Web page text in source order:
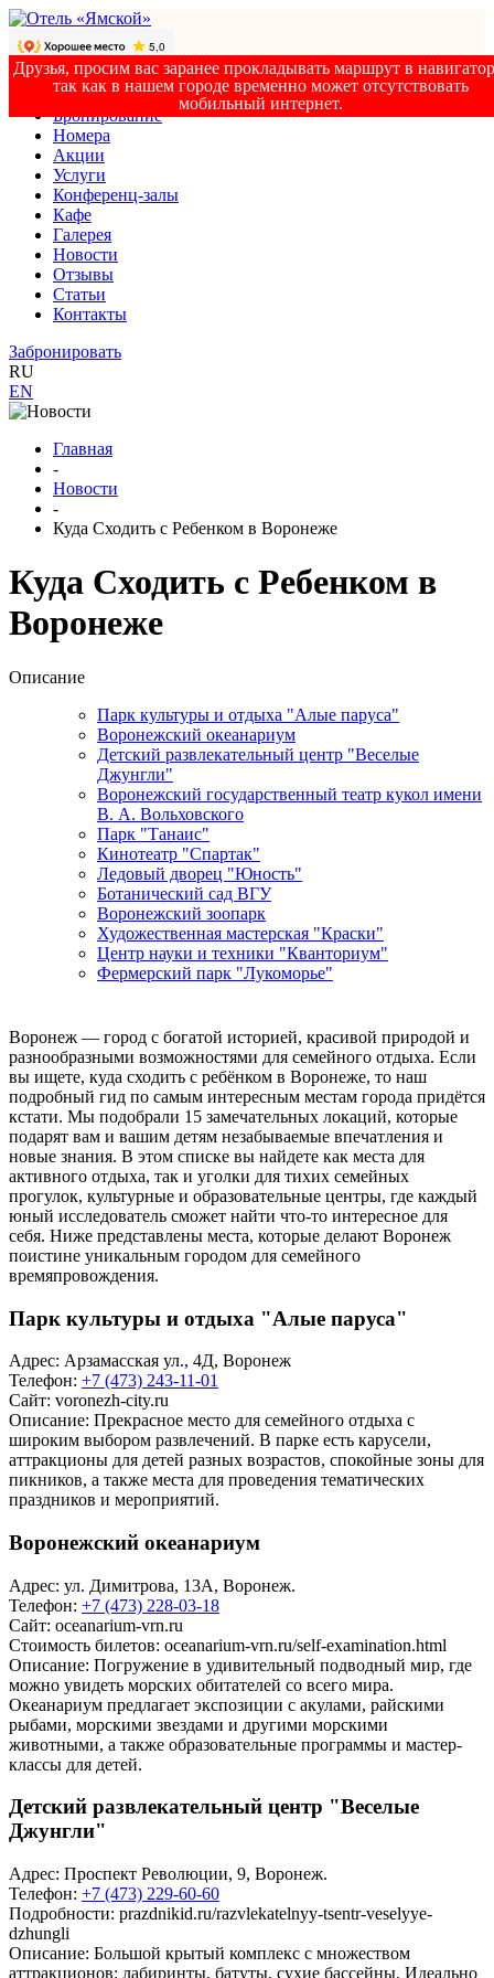
Друзья, просим вас заранее прокладывать маршрут в
так как в нашем городе временно может отсутствовать
мобильный интернет.
Бронирование
Номера
Акции
Услуги
Конференц-залы
Кафе
Галерея
Новости
Отзывы
Статьи
Контакты
Забронировать
RU
EN
Главная
-
Новости
-
Куда Сходить с Ребенком в Воронеже
Куда Сходить с Ребенком в
Воронеже
Описание
Парк культуры и отдыха "Алые паруса"
Воронежский океанариум
Детский развлекательный центр "Веселые
Джунгли"
Воронежский государственный театр кукол имени
В. А. Вольховского
Парк "Танаис"
Кинотеатр "Спартак"
Ледовый дворец "Юность"
Ботанический сад ВГУ
Воронежский зоопарк
Художественная мастерская "Краски"
Центр науки и техники "Кванториум"
Фермерский парк "Лукоморье"
Воронеж — город с богатой историей, красивой природой и
разнообразными возможностями для семейного отдыха. Если
вы ищете, куда сходить с ребёнком в Воронеже, то наш
подробный гид по самым интересным местам города придётся
кстати. Мы подобрали 15 замечательных локаций, которые
подарят вам и вашим детям незабываемые впечатления и
новые знания. В этом списке вы найдете как места для
активного отдыха, так и уголки для тихих семейных
прогулок, культурные и образовательные центры, где каждый
юный исследователь сможет найти что-то интересное для
себя. Ниже представлены места, которые делают Воронеж
поистине уникальным городом для семейного
времяпровождения.
Парк культуры и отдыха "Алые паруса"
Адрес: Арзамасская ул., 4Д, Воронеж
Телефон: +7 (473) 243-11-01
Сайт: voronezh-city.ru
Описание: Прекрасное место для семейного отдыха с
широким выбором развлечений. В парке есть карусели,
аттракционы для детей разных возрастов, спокойные зоны для
пикников, а также места для проведения тематических
праздников и мероприятий.
Воронежский океанариум
Адрес: ул. Димитрова, 13А, Воронеж.
Телефон: +7 (473) 228-03-18
Сайт: oceanarium-vrn.ru
Стоимость билетов: oceanarium-vrn.ru/self-examination.html
Описание: Погружение в удивительный подводный мир, где
можно увидеть морских обитателей со всего мира.
Океанариум предлагает экспозиции с акулами, райскими
рыбами, морскими звездами и другими морскими
животными, а также образовательные программы и мастер-
классы для детей.
Детский развлекательный центр "Веселые
Джунгли"
Адрес: Проспект Революции, 9, Воронеж.
Телефон: +7 (473) 229-60-60
Подробности: prazdnikid.ru/razvlekatelnyy-tsentr-veselyye-
dzhungli
Описание: Большой крытый комплекс с множеством
аттракционов: лабиринты, батуты, сухие бассейны. Идеально